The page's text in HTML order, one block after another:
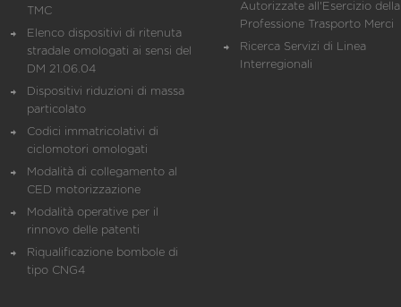
TMC
Elenco dispositivi di ritenuta
stradale omologati ai sensi del
DM 21.06.04
Dispositivi riduzioni di massa
particolato
Codici immatricolativi di
ciclomotori omologati
Modalità di collegamento al
CED motorizzazione
Modalità operative per il
rinnovo delle patenti
Riqualificazione bombole di
tipo CNG4
Autorizzate all'Esercizio della
Professione Trasporto Merci
Ricerca Servizi di Linea
Interregionali